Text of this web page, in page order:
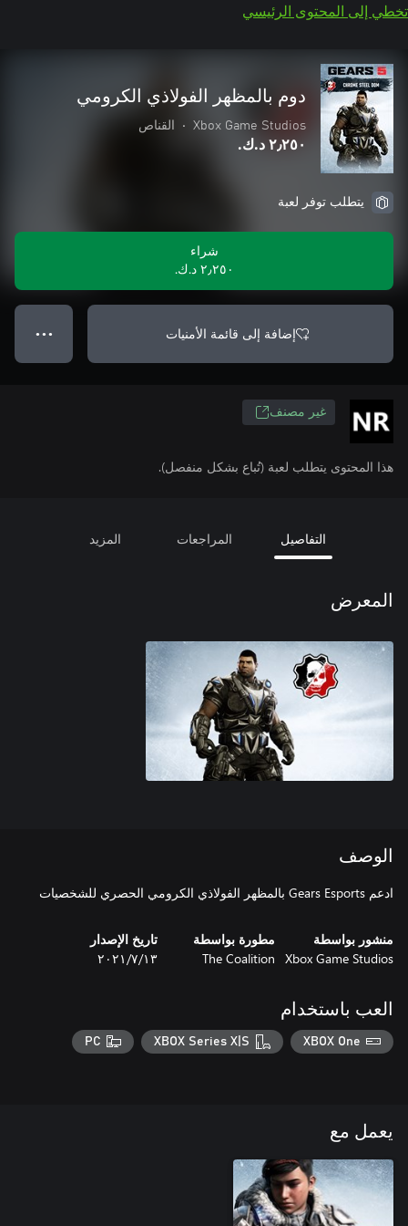
تخطي إلى المحتوى الرئيسي
دوم بالمظهر الفولاذي الكرومي
Xbox Game Studios
• القناص
٢٫٢٥٠ د.ك.‏
يتطلب توفر لعبة
شراء
٢٫٢٥٠ د.ك.‏
إضافة إلى قائمة الأمنيات ● ● ●
غير مصنف
هذا المحتوى يتطلب لعبة (تُباع بشكل منفصل).
التفاصيل المراجعات المزيد
المعرض
الوصف
ادعم Gears Esports بالمظهر الفولاذي الكرومي الحصري للشخصيات
منشور بواسطة
Xbox Game Studios
مطورة بواسطة
The Coalition
تاريخ الإصدار
١٣‏/٧‏/٢٠٢١
العب باستخدام
XBOX One
XBOX Series X|S
PC
يعمل مع